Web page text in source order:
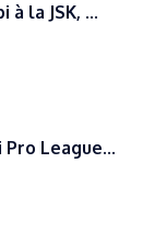
à la JSK, ...
League...